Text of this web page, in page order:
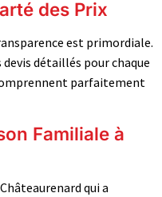
des Prix
est primordiale.
détaillés pour chaque
parfaitement
Familiale à
qui a